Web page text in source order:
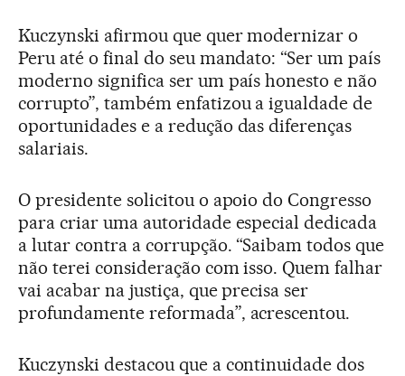
Kuczynski afirmou que quer modernizar o
Peru até o final do seu mandato: “Ser um país
moderno significa ser um país honesto e não
corrupto”, também enfatizou a igualdade de
oportunidades e a redução das diferenças
salariais.
O presidente solicitou o apoio do Congresso
para criar uma autoridade especial dedicada
a lutar contra a corrupção. “Saibam todos que
não terei consideração com isso. Quem falhar
vai acabar na justiça, que precisa ser
profundamente reformada”, acrescentou.
Kuczynski destacou que a continuidade dos